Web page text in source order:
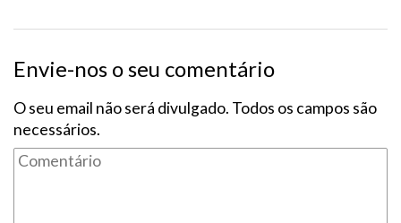
Envie-nos o seu comentário
O seu email não será divulgado. Todos os campos são
necessários.